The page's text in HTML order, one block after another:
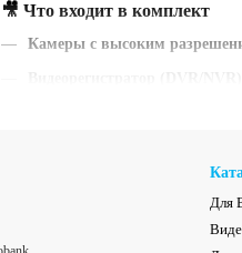
🎥 Что входит в комплект
Камеры с высоким
—
🏢 Где применяются готовые
Для